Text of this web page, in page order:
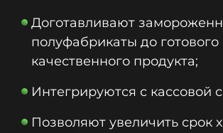
Доготавливают
полуфабрикаты до готового
качественного продукта;
Интегрируются с кассовой
Позволяют увеличить срок